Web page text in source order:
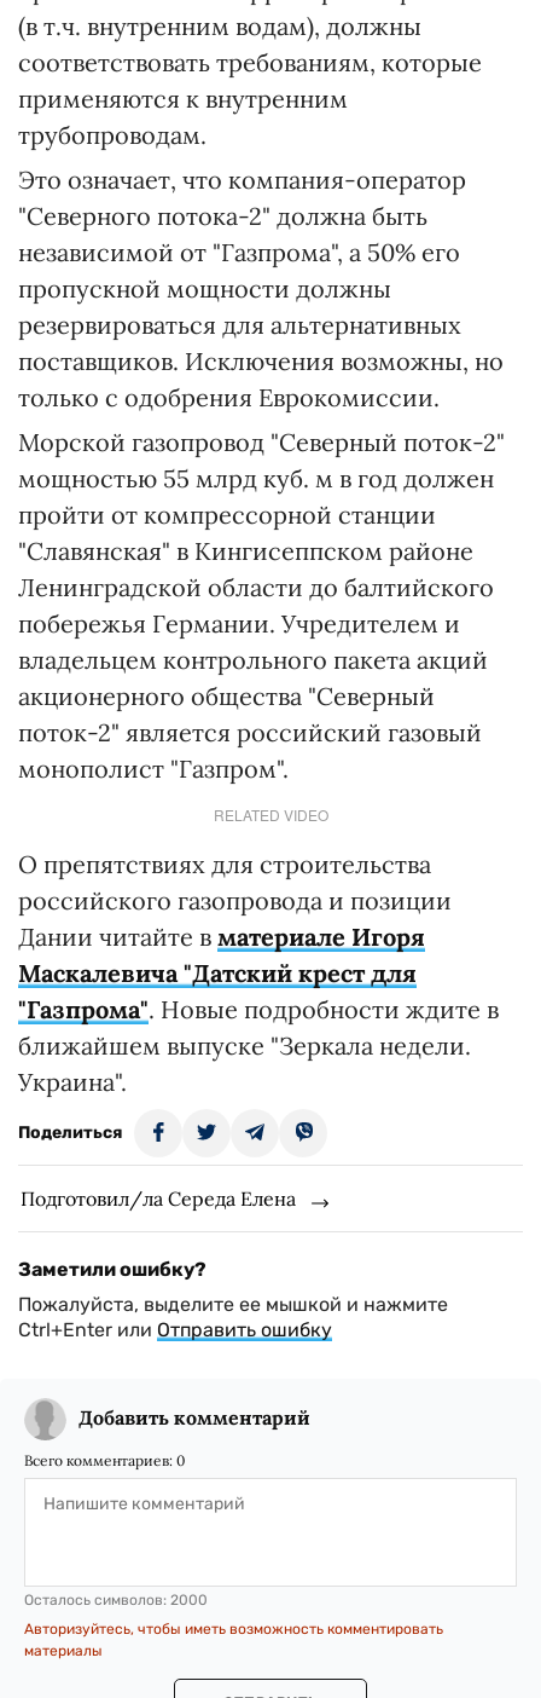
(в т.ч. внутренним водам), должны
соответствовать требованиям, которые
применяются к внутренним
трубопроводам.
Это означает, что компания-оператор
"Северного потока-2" должна быть
независимой от "Газпрома", а 50% его
пропускной мощности должны
резервироваться для альтернативных
поставщиков. Исключения возможны, но
только с одобрения Еврокомиссии.
Морской газопровод "Северный поток-2"
мощностью 55 млрд куб. м в год должен
пройти от компрессорной станции
"Славянская" в Кингисеппском районе
Ленинградской области до балтийского
побережья Германии. Учредителем и
владельцем контрольного пакета акций
акционерного общества "Северный
поток-2" является российский газовый
монополист "Газпром".
RELATED VIDEO
О препятствиях для строительства
российского газопровода и позиции
Дании читайте в материале Игоря
Маскалевича "Датский крест для
"Газпрома". Новые подробности ждите в
ближайшем выпуске "Зеркала недели.
Украина".
Поделиться
Подготовил/ла Середа Елена
Заметили ошибку?
Пожалуйста, выделите ее мышкой и нажмите
Ctrl+Enter или Отправить ошибку
Добавить комментарий
Всего комментариев: 0
Осталось символов: 2000
Авторизуйтесь, чтобы иметь возможность комментировать
материалы